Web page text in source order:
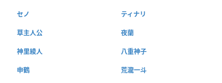
セノ ティナリ
草主人公 夜蘭
神里綾人 八重神子
申鶴 荒瀧一斗